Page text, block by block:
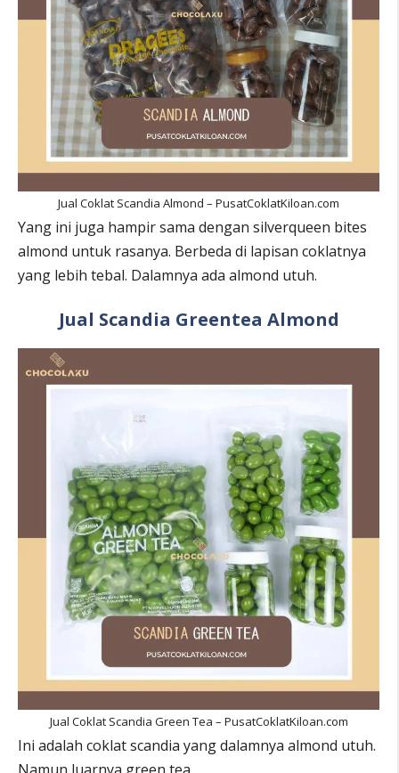
Jual Coklat Scandia Almond – PusatCoklatKiloan.com
Yang ini juga hampir sama dengan silverqueen bites
almond untuk rasanya. Berbeda di lapisan coklatnya
yang lebih tebal. Dalamnya ada almond utuh.
Jual Scandia Greentea Almond
Jual Coklat Scandia Green Tea – PusatCoklatKiloan.com
Ini adalah coklat scandia yang dalamnya almond utuh.